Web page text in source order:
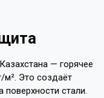
— горячее
м². Это создаёт
стали.